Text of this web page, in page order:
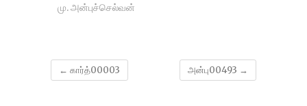
மு. அன்புச்செல்வன்
← கார்த்00003 அன்பு00493 →